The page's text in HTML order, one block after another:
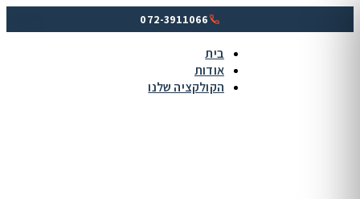
072-3911066
בית
אודות
הקולקציה שלנו